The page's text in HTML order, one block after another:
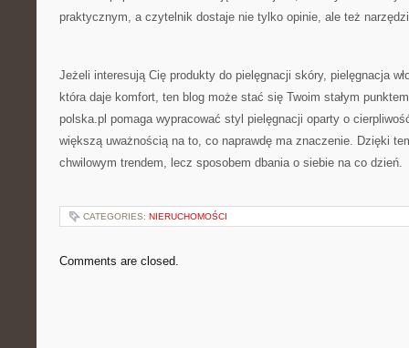
praktycznym, a czytelnik dostaje nie tylko opinie, ale też
Jeżeli interesują Cię produkty do pielęgnacji skóry, pielęgnacja
która daje komfort, ten blog może stać się Twoim stałym
polska.pl pomaga wypracować styl pielęgnacji oparty o
większą uważnością na to, co naprawdę ma znaczenie. Dzięki
chwilowym trendem, lecz sposobem dbania o siebie na co dzień.
CATEGORIES: NIERUCHOMOŚCI
Comments are closed.